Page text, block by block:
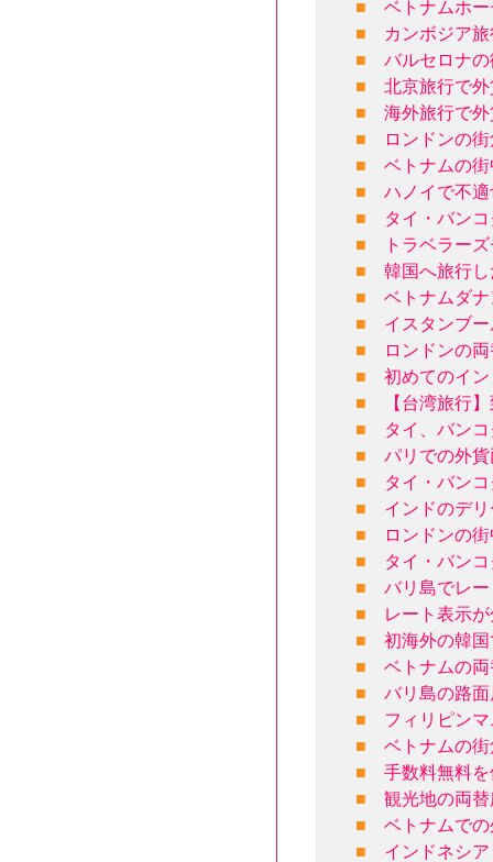
■
ベトナムホ
■
カンボジア
■
バルセロナ
■
北京旅行で
■
海外旅行で
■
ロンドンの
■
ベトナムの
■
ハノイで不
■
タイ・バン
■
トラベラー
■
韓国へ旅行
■
ベトナムダ
■
イスタンブ
■
ロンドンの
■
初めてのイ
■
【台湾旅行
■
タイ、バン
■
パリでの外
■
タイ・バン
■
インドのデ
■
ロンドンの
■
タイ・バン
■
バリ島でレ
■
レート表示
■
初海外の韓
■
ベトナムの
■
バリ島の路
■
フィリピン
■
ベトナムの
■
手数料無料
■
観光地の両
■
ベトナムで
■
インドネシ